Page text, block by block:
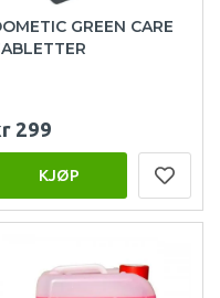
GREEN CARE
299
KJØP